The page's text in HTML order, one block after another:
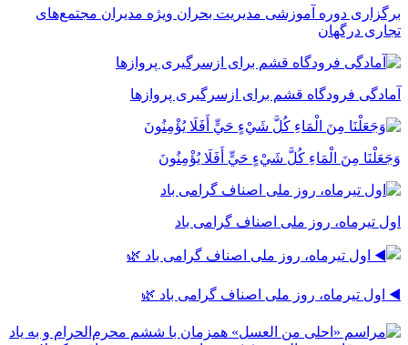
برگزاری دوره آموزشی مدیریت بحران ویژه مدیران مجتمع‌های
تجاری درگهان
آمادگی فرودگاه قشم برای ازسرگیری پروازها
وَجَعَلْنَا مِنَ الْمَاءِ كُلَّ شَيْءٍ حَيٍّ أَفَلَا يُؤْمِنُونَ
اول تیرماه، روز ملی اصناف گرامی باد
◀️ اول تیرماه، روز ملی اصناف گرامی باد 🌿